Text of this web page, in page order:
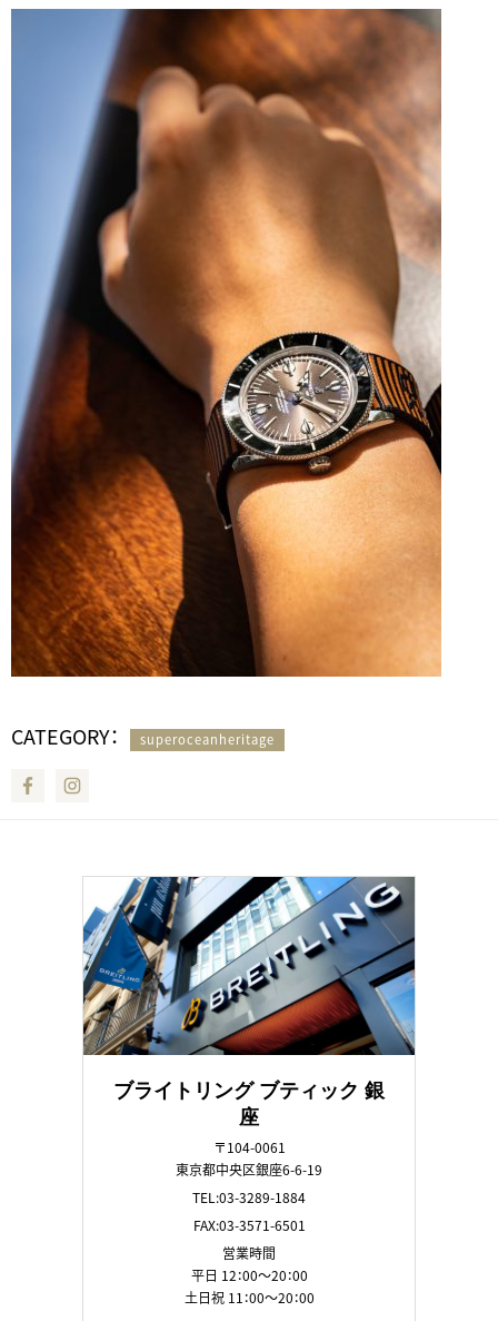
CATEGORY： superoceanheritage
Facebook
ブライトリング ブティック 銀
座
〒104-0061
東京都中央区銀座6-6-19
TEL:03-3289-1884
FAX:03-3571-6501
営業時間
平日 12：00～20：00
土日祝 11：00～20：00